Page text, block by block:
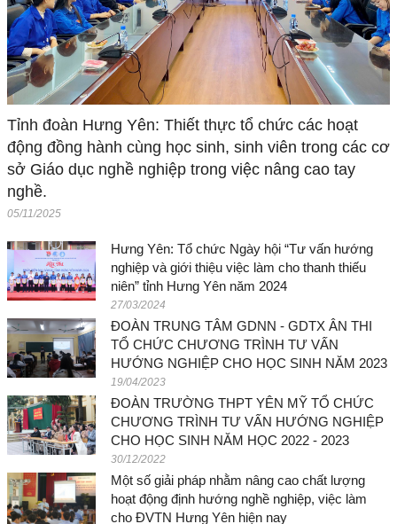
Tỉnh đoàn Hưng Yên: Thiết thực tổ chức các hoạt
động đồng hành cùng học sinh, sinh viên trong các cơ
sở Giáo dục nghề nghiệp trong việc nâng cao tay
nghề.
05/11/2025
Hưng Yên: Tổ chức Ngày hội “Tư vấn hướng
nghiệp và giới thiệu việc làm cho thanh thiếu
niên” tỉnh Hưng Yên năm 2024
27/03/2024
ĐOÀN TRUNG TÂM GDNN - GDTX ÂN THI
TỔ CHỨC CHƯƠNG TRÌNH TƯ VẤN
HƯỚNG NGHIỆP CHO HỌC SINH NĂM 2023
19/04/2023
ĐOÀN TRƯỜNG THPT YÊN MỸ TỔ CHỨC
CHƯƠNG TRÌNH TƯ VẤN HƯỚNG NGHIỆP
CHO HỌC SINH NĂM HỌC 2022 - 2023
30/12/2022
Một số giải pháp nhằm nâng cao chất lượng
hoạt động định hướng nghề nghiệp, việc làm
cho ĐVTN Hưng Yên hiện nay